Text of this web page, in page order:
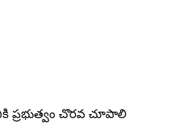
చొరవ చూపాలి